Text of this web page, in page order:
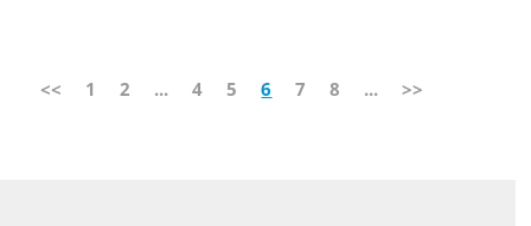
<< 1 2 ... 4 5 6 7 8 ... >>